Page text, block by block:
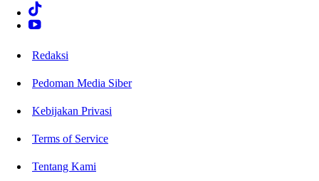
Redaksi
Pedoman Media Siber
Kebijakan Privasi
Terms of Service
Tentang Kami